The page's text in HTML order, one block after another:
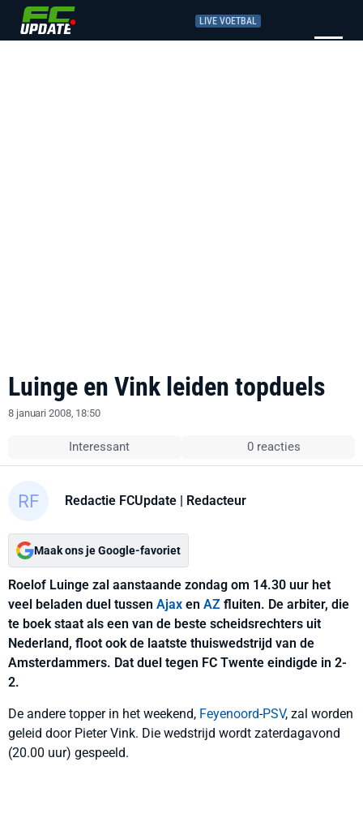
LIVE VOETBAL
Luinge en Vink leiden topduels
8 januari 2008, 18:50
Interessant 0 reacties
Redactie FCUpdate | Redacteur
Maak ons je Google-favoriet
Roelof Luinge zal aanstaande zondag om 14.30 uur het
veel beladen duel tussen Ajax en AZ fluiten. De arbiter, die
te boek staat als een van de beste scheidsrechters uit
Nederland, floot ook de laatste thuiswedstrijd van de
Amsterdammers. Dat duel tegen FC Twente eindigde in 2-
2.
De andere topper in het weekend, Feyenoord-PSV, zal worden
geleid door Pieter Vink. Die wedstrijd wordt zaterdagavond
(20.00 uur) gespeeld.